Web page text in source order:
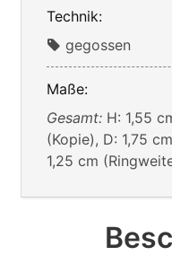
Technik:
gegossen
Maße:
Gesamt: H: 1,55
(Kopie), D: 1,75
1,25 cm